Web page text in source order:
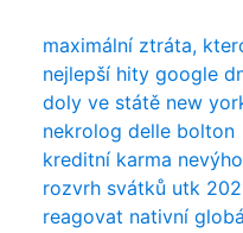
maximální ztráta,
nejlepší hity google
doly ve státě new
nekrolog delle bolton
kreditní karma
rozvrh svátků utk
reagovat nativní